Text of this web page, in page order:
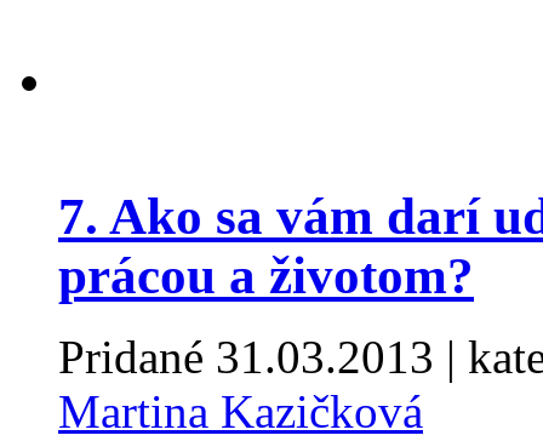
7. Ako sa vám darí
prácou a životom?
Pridané 31.03.2013 |
Martina Kazičková